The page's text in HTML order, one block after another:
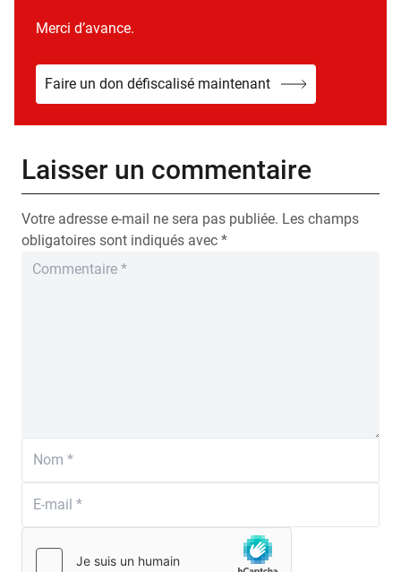
Merci d’avance.
Faire un don défiscalisé maintenant
Laisser un commentaire
Votre adresse e-mail ne sera pas publiée. Les champs
obligatoires sont indiqués avec *